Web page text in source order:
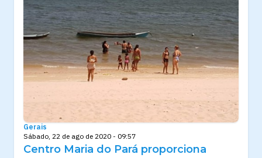
Gerais
Sábado, 22 de ago de 2020 - 09:57
Centro Maria do Pará proporciona